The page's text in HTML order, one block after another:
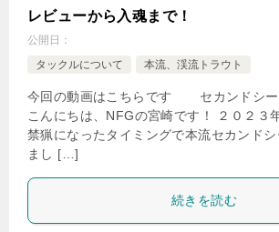
レビューから入魂まで！
公開日：
タックルについて
本流、渓流トラウト
今回の動画はこちらです セカンドシー
こんにちは、NFGの宮崎です！ ２０２３
禁猟になったタイミングで本流セカンド
まし […]
続きを読む